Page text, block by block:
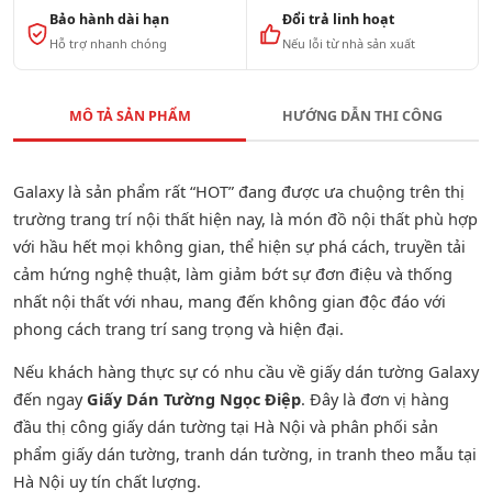
Bảo hành dài hạn
Hỗ trợ nhanh chóng
Đổi trả linh hoạt
Nếu lỗi từ nhà sản xuất
MÔ TẢ SẢN PHẨM HƯỚNG DẪN THI CÔNG
Galaxy là sản phẩm rất “HOT” đang được ưa chuộng trên thị
trường trang trí nội thất hiện nay, là món đồ nội thất phù hợp
với hầu hết mọi không gian, thể hiện sự phá cách, truyền tải
cảm hứng nghệ thuật, làm giảm bớt sự đơn điệu và thống
nhất nội thất với nhau, mang đến không gian độc đáo với
phong cách trang trí sang trọng và hiện đại.
Nếu khách hàng thực sự có nhu cầu về giấy dán tường Galaxy
đến ngayGiấy Dán Tường Ngọc Điệp. Đây là đơn vị hàng
đầu thị công giấy dán tường tại Hà Nội và phân phối sản
phẩm giấy dán tường, tranh dán tường, in tranh theo mẫu tại
Hà Nội uy tín chất lượng.